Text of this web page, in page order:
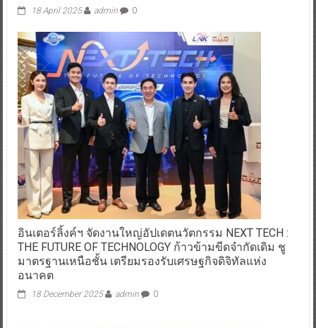
18 April 2025 admin 0
อินเตอร์ลิ้งค์ฯ จัดงานใหญ่อัปเดตนวัตกรรม NEXT TECH :
THE FUTURE OF TECHNOLOGY ก้าวข้ามขีดจำกัดเดิม ชู
มาตรฐานเหนือชั้น เตรียมรองรับเศรษฐกิจดิจิทัลแห่ง
อนาคต
18 December 2025 admin 0